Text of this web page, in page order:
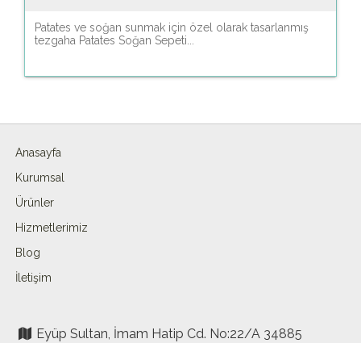
Patates ve soğan sunmak için özel olarak tasarlanmış
tezgaha Patates Soğan Sepeti...
Anasayfa
Kurumsal
Ürünler
Hizmetlerimiz
Blog
İletişim
Eyüp Sultan, İmam Hatip Cd. No:22/A 34885